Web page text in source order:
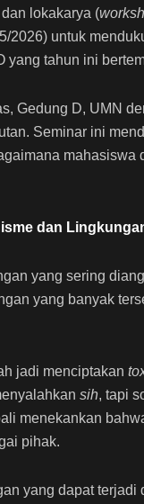
lokakarya (
2026) untuk
yang tahun ini
Gedung D, UMN
Seminar ini
mahasiswa
dan
yang sering
yang banyak
jadi menciptakan
sih, tapi
menekankan
pihak.
yang dapat terjadi